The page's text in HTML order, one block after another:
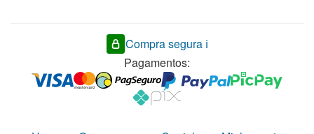
Compra segura ℹ️
Pagamentos: